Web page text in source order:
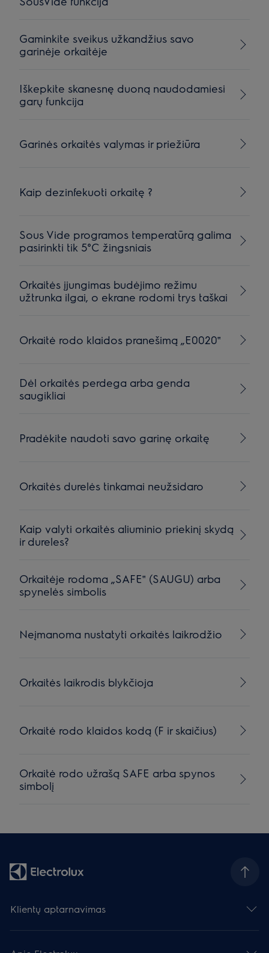
Gaminkite sveikus užkandžius savo
garinėje orkaitėje
Iškepkite skanesnę duoną naudodamiesi
garų funkcija
Garinės orkaitės valymas ir priežiūra
Kaip dezinfekuoti orkaitę ?
Sous Vide programos temperatūrą galima
pasirinkti tik 5°C žingsniais
Orkaitės įjungimas budėjimo režimu
užtrunka ilgai, o ekrane rodomi trys taškai
Orkaitė rodo klaidos pranešimą „E0020‟
Dėl orkaitės perdega arba genda
saugikliai
Pradėkite naudoti savo garinę orkaitę
Orkaitės durelės tinkamai neužsidaro
Kaip valyti orkaitės aliuminio priekinį skydą
ir dureles?
Orkaitėje rodoma „SAFE‟ (SAUGU) arba
spynelės simbolis
Neįmanoma nustatyti orkaitės laikrodžio
Orkaitės laikrodis blykčioja
Orkaitė rodo klaidos kodą (F ir skaičius)
Orkaitė rodo užrašą SAFE arba spynos
simbolį
Klientų aptarnavimas